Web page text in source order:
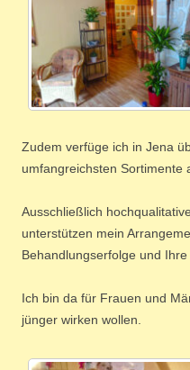
Zudem verfüge ich in Jena
umfangreichsten Sortimente
Ausschließlich
unterstützen mein
Behandlungserfolge und Ihre
Ich bin da für Frauen und
jünger wirken wollen.